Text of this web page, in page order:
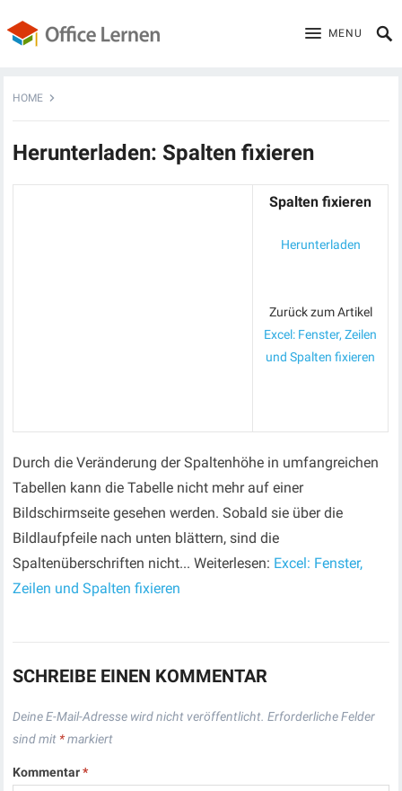
MENU
HOME
Herunterladen: Spalten fixieren
Spalten fixieren
Herunterladen
Zurück zum Artikel
Excel: Fenster, Zeilen
und Spalten fixieren
Durch die Veränderung der Spaltenhöhe in umfangreichen
Tabellen kann die Tabelle nicht mehr auf einer
Bildschirmseite gesehen werden. Sobald sie über die
Bildlaufpfeile nach unten blättern, sind die
Spaltenüberschriften nicht... Weiterlesen: Excel: Fenster,
Zeilen und Spalten fixieren
SCHREIBE EINEN KOMMENTAR
Deine E-Mail-Adresse wird nicht veröffentlicht. Erforderliche Felder
sind mit *markiert
Kommentar*